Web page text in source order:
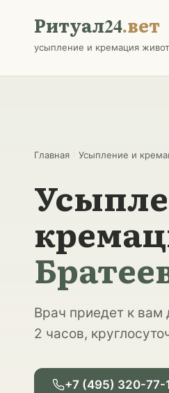
Ритуал24.вет
усыпление и кремация
Главная Усыпление и
Врач приедет к
2 часов,
+7 (495) 320-77-